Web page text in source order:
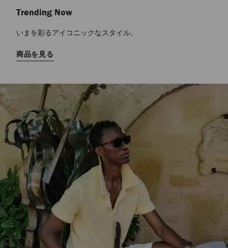
Trending Now
いまを彩るアイコニックなスタイル。
商品を見る